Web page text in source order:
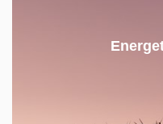
decentralizovanou